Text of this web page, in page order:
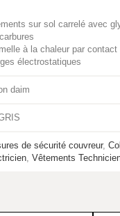
sur sol carrelé avec
à la chaleur par contact
électrostatiques
daim
de sécurité couvreur,
, Vêtements